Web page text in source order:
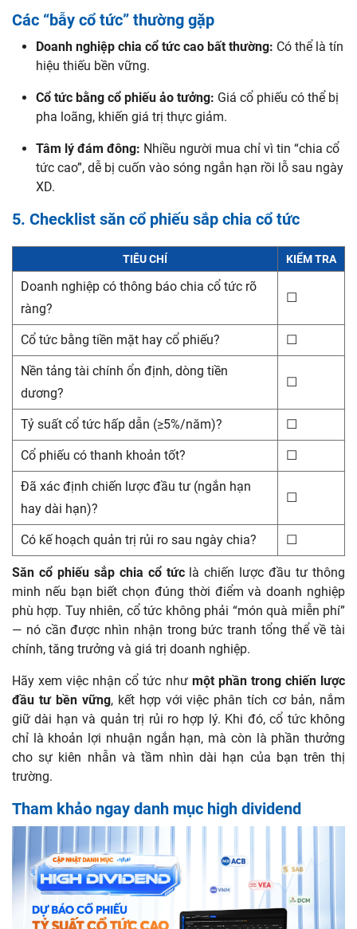
Các “bẫy cổ tức” thường gặp
Doanh nghiệp chia cổ tức cao bất thường: Có thể là tín
hiệu thiếu bền vững.
Cổ tức bằng cổ phiếu ảo tưởng: Giá cổ phiếu có thể bị
pha loãng, khiến giá trị thực giảm.
Tâm lý đám đông: Nhiều người mua chỉ vì tin “chia cổ
tức cao”, dễ bị cuốn vào sóng ngắn hạn rồi lỗ sau ngày
XD.
5. Checklist săn cổ phiếu sắp chia cổ tức
TIÊU CHÍ KIỂM TRA
Doanh nghiệp có thông báo chia cổ tức rõ
ràng?
☐
Cổ tức bằng tiền mặt hay cổ phiếu? ☐
Nền tảng tài chính ổn định, dòng tiền
dương?
☐
Tỷ suất cổ tức hấp dẫn (≥5%/năm)? ☐
Cổ phiếu có thanh khoản tốt? ☐
Đã xác định chiến lược đầu tư (ngắn hạn
hay dài hạn)?
☐
Có kế hoạch quản trị rủi ro sau ngày chia? ☐
Săn cổ phiếu sắp chia cổ tứclà chiến lược đầu tư thông
minh nếu bạn biết chọn đúng thời điểm và doanh nghiệp
phù hợp. Tuy nhiên, cổ tức không phải “món quà miễn phí”
— nó cần được nhìn nhận trong bức tranh tổng thể về tài
chính, tăng trưởng và giá trị doanh nghiệp.
Hãy xem việc nhận cổ tức như một phần trong chiến lược
đầu tư bền vững, kết hợp với việc phân tích cơ bản, nắm
giữ dài hạn và quản trị rủi ro hợp lý. Khi đó, cổ tức không
chỉ là khoản lợi nhuận ngắn hạn, mà còn là phần thưởng
cho sự kiên nhẫn và tầm nhìn dài hạn của bạn trên thị
trường.
Tham khảo ngay danh mục high dividend